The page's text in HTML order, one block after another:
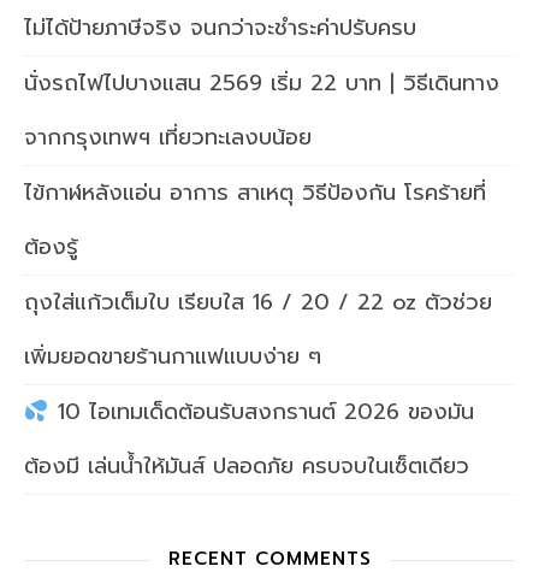
ไม่ได้ป้ายภาษีจริง จนกว่าจะชำระค่าปรับครบ
นั่งรถไฟไปบางแสน 2569 เริ่ม 22 บาท | วิธีเดินทาง
จากกรุงเทพฯ เที่ยวทะเลงบน้อย
ไข้กาฬหลังแอ่น อาการ สาเหตุ วิธีป้องกัน โรคร้ายที่
ต้องรู้
ถุงใส่แก้วเต็มใบ เรียบใส 16 / 20 / 22 oz ตัวช่วย
เพิ่มยอดขายร้านกาแฟแบบง่าย ๆ
10 ไอเทมเด็ดต้อนรับสงกรานต์ 2026 ของมัน
ต้องมี เล่นน้ำให้มันส์ ปลอดภัย ครบจบในเซ็ตเดียว
RECENT COMMENTS